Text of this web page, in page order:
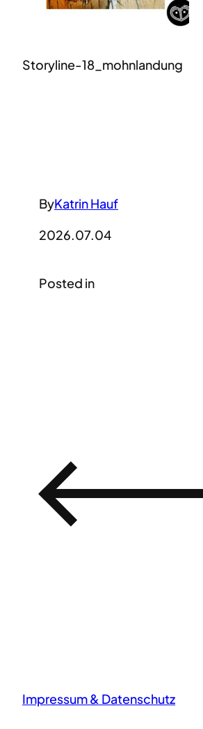
Storyline-18_mohnlandung
ByKatrin Hauf
2026.07.04
Posted in
←
Impressum & Datenschutz